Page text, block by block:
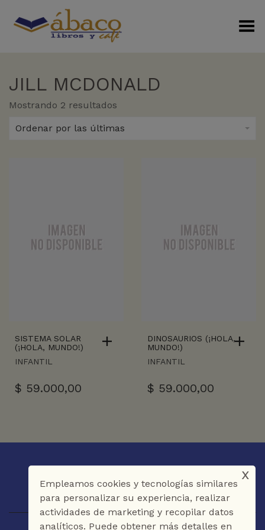
Menú Alterno
JILL MCDONALD
Mostrando 2 resultados
Ordenar por las últimas
SISTEMA SOLAR
(¡HOLA, MUNDO!)
INFANTIL
$ 59.000,00
DINOSAURIOS (¡HOLA,
MUNDO!)
INFANTIL
$ 59.000,00
Empleamos cookies y tecnologías similares
para personalizar su experiencia, realizar
actividades de marketing y recopilar datos
analíticos. Puede obtener más detalles en
x